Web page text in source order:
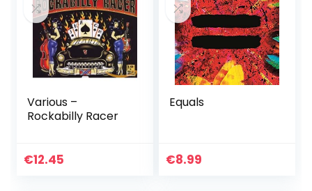
Various –
Rockabilly Racer
€12.45
Equals
€8.99